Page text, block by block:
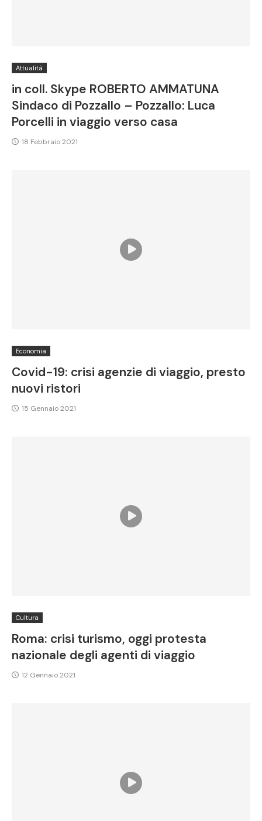
Attualità
in coll. Skype ROBERTO AMMATUNA
Sindaco di Pozzallo – Pozzallo: Luca
Porcelli in viaggio verso casa
18 Febbraio 2021
Economia
Covid-19: crisi agenzie di viaggio, presto
nuovi ristori
15 Gennaio 2021
Cultura
Roma: crisi turismo, oggi protesta
nazionale degli agenti di viaggio
12 Gennaio 2021